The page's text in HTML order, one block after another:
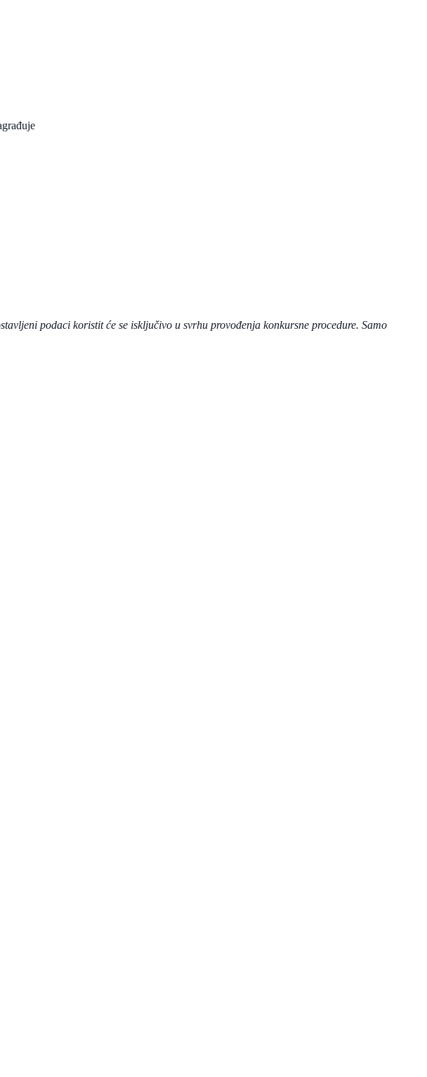
podaci koristit će se isključivo u svrhu provođenja konkursne procedure. Samo